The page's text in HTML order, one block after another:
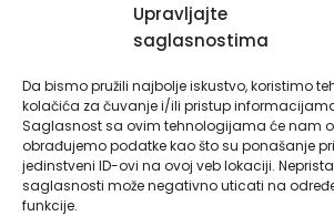
Upravljajte
saglasnostima
Da bismo pružili najbolje iskustvo, koristimo
kolačića za čuvanje i/ili pristup
Saglasnost sa ovim tehnologijama će nam
obrađujemo podatke kao što su ponašanje
jedinstveni ID-ovi na ovoj veb lokaciji.
saglasnosti može negativno uticati na
funkcije.
Grad Gračanica
E-Matičar
72 sata sistem